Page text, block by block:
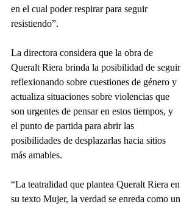
en el cual poder respirar para seguir
resistiendo”.
La directora considera que la obra de
Queralt Riera brinda la posibilidad de seguir
reflexionando sobre cuestiones de género y
actualiza situaciones sobre violencias que
son urgentes de pensar en estos tiempos, y
el punto de partida para abrir las
posibilidades de desplazarlas hacia sitios
más amables.
“La teatralidad que plantea Queralt Riera en
su texto Mujer, la verdad se enreda como un